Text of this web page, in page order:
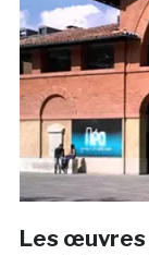
Les œuvres